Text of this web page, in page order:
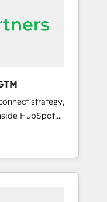
big initiative
migrate your
that
in your time
full
Configure
Sales,
➤ AI
AI, custom
work. ➤
tune-ups,
strategy,
HubSpot.
agencies fall
with
right